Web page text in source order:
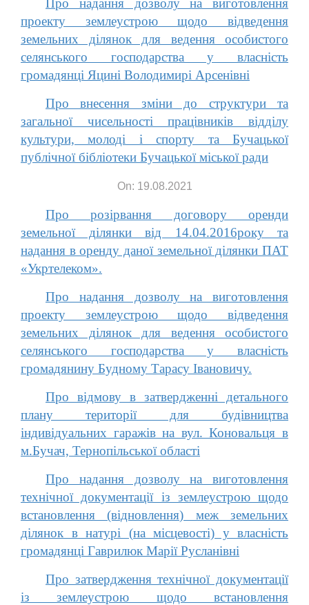
Про надання дозволу на виготовлення
проекту землеустрою щодо відведення
земельних ділянок для ведення особистого
селянського господарства у власність
громадянці Яцині Володимирі Арсенівні
Про внесення зміни до структури та
загальної чисельності працівників відділу
культури, молоді і спорту та Бучацької
публічної бібліотеки Бучацької міської ради
On: 19.08.2021
Про розірвання договору оренди
земельної ділянки від 14.04.2016року та
надання в оренду даної земельної ділянки ПАТ
«Укртелеком».
Про надання дозволу на виготовлення
проекту землеустрою щодо відведення
земельних ділянок для ведення особистого
селянського господарства у власність
громадянину Будному Тарасу Івановичу.
Про відмову в затвердженні детального
плану території для будівництва
індивідуальних гаражів на вул. Коновальця в
м.Бучач, Тернопільської області
Про надання дозволу на виготовлення
технічної документації із землеустрою щодо
встановлення (відновлення) меж земельних
ділянок в натурі (на місцевості) у власність
громадянці Гаврилюк Марії Русланівні
Про затвердження технічної документації
із землеустрою щодо встановлення